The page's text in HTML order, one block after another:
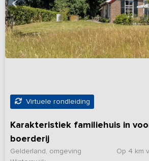
Virtuele rondleiding
Karakteristiek familiehuis in
boerderij
Op 4 km
Gelderland, omgeving